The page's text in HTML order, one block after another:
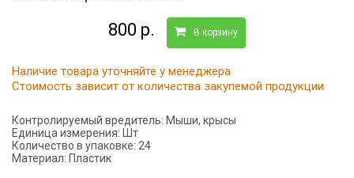
800 р. В корзину
Наличие товара уточняйте у менеджера
Стоимость зависит от количества закупемой продукции
Контролируемый вредитель: Мыши, крысы
Единица измерения: Шт
Количество в упаковке: 24
Материал: Пластик